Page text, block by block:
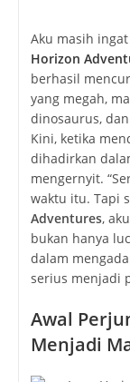
Aku masih
Horizon
berhasil
yang megah,
dinosaurus,
Kini, ketika
dihadirkan
mengernyit.
waktu itu. Tapi
Adventures,
bukan hanya
dalam
serius menjadi
Awal
Menjadi